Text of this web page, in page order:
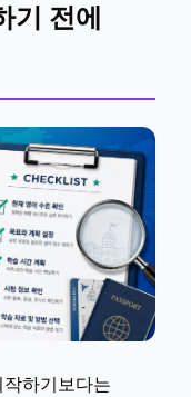
기 전에
하기보다는